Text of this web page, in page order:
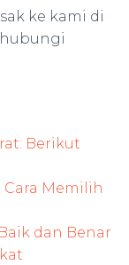
ke kami di
Berikut
Memilih
dan Benar